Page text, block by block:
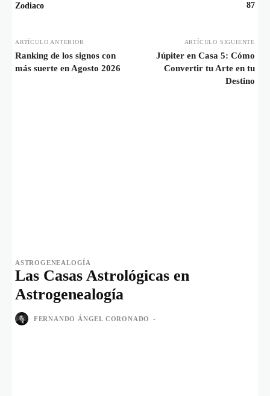
Zodiaco 87
ARTÍCULO ANTERIOR
Ranking de los signos con
más suerte en Agosto 2026
ARTÍCULO SIGUIENTE
Júpiter en Casa 5: Cómo
Convertir tu Arte en tu
Destino
ASTROGENEALOGÍA
Las Casas Astrológicas en
Astrogenealogía
FERNANDO ÁNGEL CORONADO -